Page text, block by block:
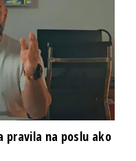
pravila na poslu ako